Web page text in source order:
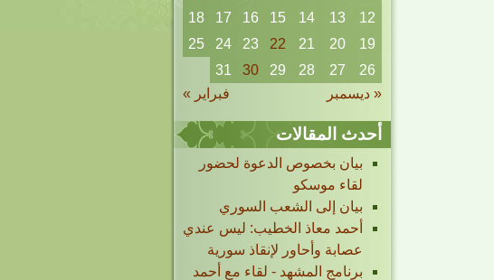
« ديسمبر فبراير »
12
13
14
15
16
17
18
19
20
21
22
23
24
25
26
27
28
29
30
31
أحدث المقالات
بيان بخصوص الدعوة لحضور
لقاء موسكو
بيان إلى الشعب السوري
أحمد معاذ الخطيب: ليس عندي
عصابة وأحاور لإنقاذ سورية
برنامج المشهد - لقاء مع أحمد